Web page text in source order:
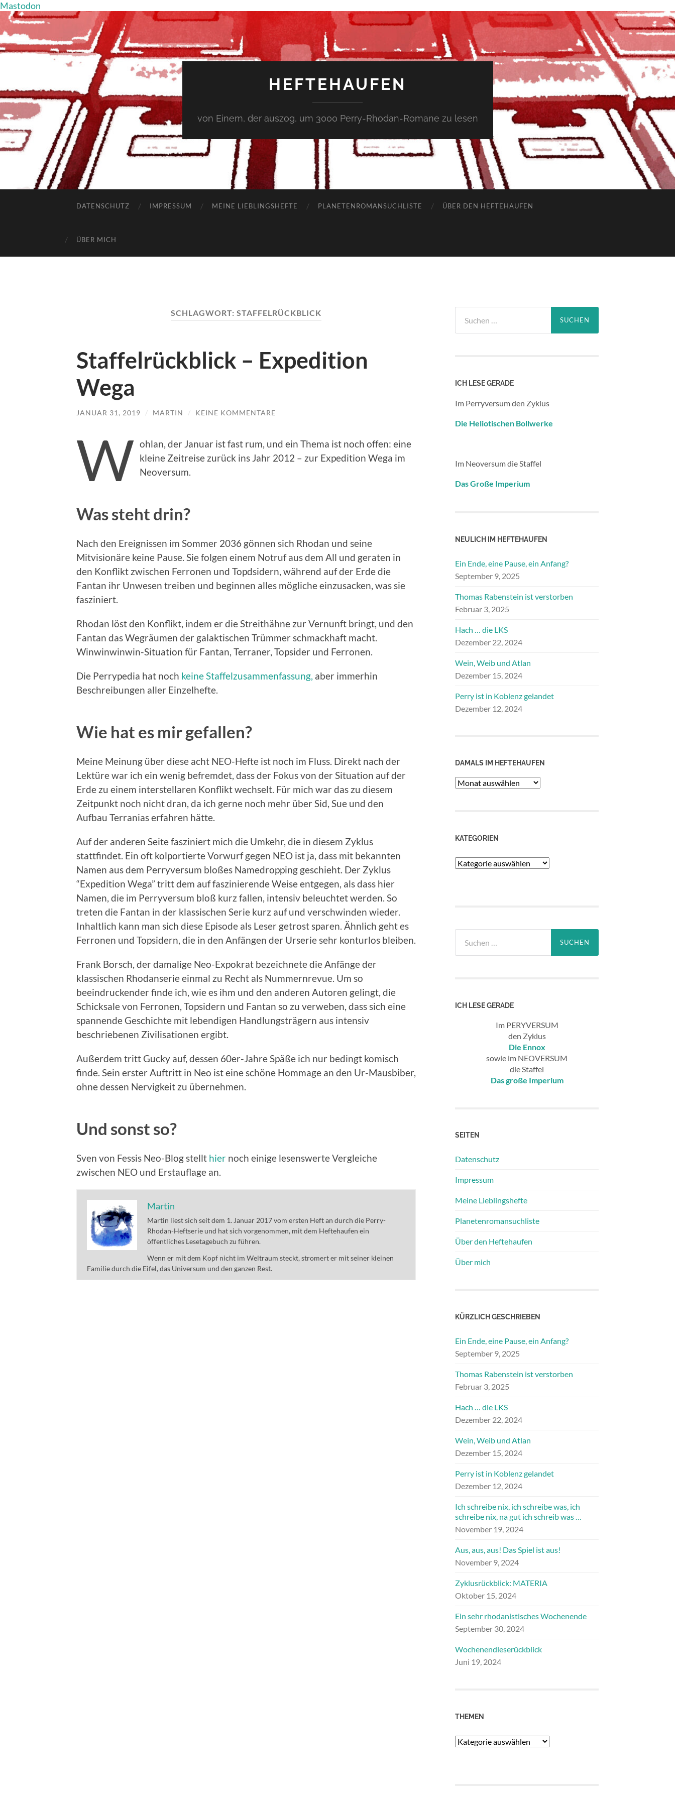
Mastodon
HEFTEHAUFEN
von Einem, der auszog, um 3000 Perry-Rhodan-Romane zu lesen
DATENSCHUTZ IMPRESSUM MEINE LIEBLINGSHEFTE PLANETENROMANSUCHLISTE ÜBER DEN HEFTEHAUFEN
ÜBER MICH
SCHLAGWORT: STAFFELRÜCKBLICK
Staffelrückblick – Expedition
Wega
JANUAR 31, 2019 / MARTIN / KEINE KOMMENTARE
W ohlan, der Januar ist fast rum, und ein Thema ist noch offen: eine
kleine Zeitreise zurück ins Jahr 2012 – zur Expedition Wega im
Neoversum.
Was steht drin?
Nach den Ereignissen im Sommer 2036 gönnen sich Rhodan und seine
Mitvisionäre keine Pause. Sie folgen einem Notruf aus dem All und geraten in
den Konflikt zwischen Ferronen und Topdsidern, während auf der Erde die
Fantan ihr Unwesen treiben und beginnen alles mögliche einzusacken, was sie
fasziniert.
Rhodan löst den Konflikt, indem er die Streithähne zur Vernunft bringt, und den
Fantan das Wegräumen der galaktischen Trümmer schmackhaft macht.
Winwinwinwin-Situation für Fantan, Terraner, Topsider und Ferronen.
Die Perrypedia hat noch keine Staffelzusammenfassung, aber immerhin
Beschreibungen aller Einzelhefte.
Wie hat es mir gefallen?
Meine Meinung über diese acht NEO-Hefte ist noch im Fluss. Direkt nach der
Lektüre war ich ein wenig befremdet, dass der Fokus von der Situation auf der
Erde zu einem interstellaren Konflikt wechselt. Für mich war das zu diesem
Zeitpunkt noch nicht dran, da ich gerne noch mehr über Sid, Sue und den
Aufbau Terranias erfahren hätte.
Auf der anderen Seite fasziniert mich die Umkehr, die in diesem Zyklus
stattfindet. Ein oft kolportierte Vorwurf gegen NEO ist ja, dass mit bekannten
Namen aus dem Perryversum bloßes Namedropping geschieht. Der Zyklus
“Expedition Wega” tritt dem auf faszinierende Weise entgegen, als dass hier
Namen, die im Perryversum bloß kurz fallen, intensiv beleuchtet werden. So
treten die Fantan in der klassischen Serie kurz auf und verschwinden wieder.
Inhaltlich kann man sich diese Episode als Leser getrost sparen. Ähnlich geht es
Ferronen und Topsidern, die in den Anfängen der Urserie sehr konturlos bleiben.
Frank Borsch, der damalige Neo-Expokrat bezeichnete die Anfänge der
klassischen Rhodanserie einmal zu Recht als Nummernrevue. Um so
beeindruckender finde ich, wie es ihm und den anderen Autoren gelingt, die
Schicksale von Ferronen, Topsidern und Fantan so zu verweben, dass sich eine
spannende Geschichte mit lebendigen Handlungsträgern aus intensiv
beschriebenen Zivilisationen ergibt.
Außerdem tritt Gucky auf, dessen 60er-Jahre Späße ich nur bedingt komisch
finde. Sein erster Auftritt in Neo ist eine schöne Hommage an den Ur-Mausbiber,
ohne dessen Nervigkeit zu übernehmen.
Und sonst so?
Sven von Fessis Neo-Blog stellt hier noch einige lesenswerte Vergleiche
zwischen NEO und Erstauflage an.
Martin
Martin liest sich seit dem 1. Januar 2017 vom ersten Heft an durch die Perry-
Rhodan-Heftserie und hat sich vorgenommen, mit dem Heftehaufen ein
öffentliches Lesetagebuch zu führen.
Wenn er mit dem Kopf nicht im Weltraum steckt, stromert er mit seiner kleinen
Familie durch die Eifel, das Universum und den ganzen Rest.
nach:
ICH LESE GERADE
Im Perryversum den Zyklus
Die Heliotischen Bollwerke
Im Neoversum die Staffel
Das Große Imperium
NEULICH IM HEFTEHAUFEN
Ein Ende, eine Pause, ein Anfang?
September 9, 2025
Thomas Rabenstein ist verstorben
Februar 3, 2025
Hach … die LKS
Dezember 22, 2024
Wein, Weib und Atlan
Dezember 15, 2024
Perry ist in Koblenz gelandet
Dezember 12, 2024
DAMALS IM HEFTEHAUFEN
Damals
KATEGORIEN
Kategorien
nach:
ICH LESE GERADE
Im PERYVERSUM
den Zyklus
Die Ennox
sowie im NEOVERSUM
die Staffel
Das große Imperium
SEITEN
Datenschutz
Impressum
Meine Lieblingshefte
Planetenromansuchliste
Über den Heftehaufen
Über mich
KÜRZLICH GESCHRIEBEN
Ein Ende, eine Pause, ein Anfang?
September 9, 2025
Thomas Rabenstein ist verstorben
Februar 3, 2025
Hach … die LKS
Dezember 22, 2024
Wein, Weib und Atlan
Dezember 15, 2024
Perry ist in Koblenz gelandet
Dezember 12, 2024
Ich schreibe nix, ich schreibe was, ich
schreibe nix, na gut ich schreib was …
November 19, 2024
Aus, aus, aus! Das Spiel ist aus!
November 9, 2024
Zyklusrückblick: MATERIA
Oktober 15, 2024
Ein sehr rhodanistisches Wochenende
September 30, 2024
Wochenendleserückblick
Juni 19, 2024
THEMEN
Themen